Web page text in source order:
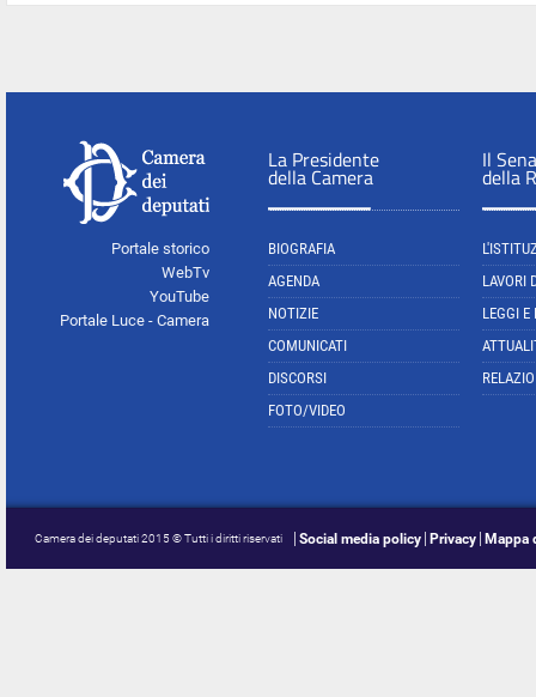
Portale storico
WebTv
YouTube
Portale Luce - Camera
La Presidente
della Camera
BIOGRAFIA
AGENDA
NOTIZIE
COMUNICATI
DISCORSI
FOTO/VIDEO
Il
della
LAVORI
LEGGI E
Camera dei deputati 2015 © Tutti i diritti riservati Social media policy Privacy Mappa